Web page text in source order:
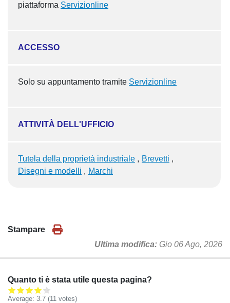
piattaforma Servizionline
ACCESSO
Solo su appuntamento tramite Servizionline
ATTIVITÀ DELL'UFFICIO
Tutela della proprietà industriale
Brevetti
Disegni e modelli
Marchi
Stampare
Ultima modifica
Gio 06 Ago, 2026
Quanto ti è stata utile questa pagina?
Average: 3.7 (11 votes)